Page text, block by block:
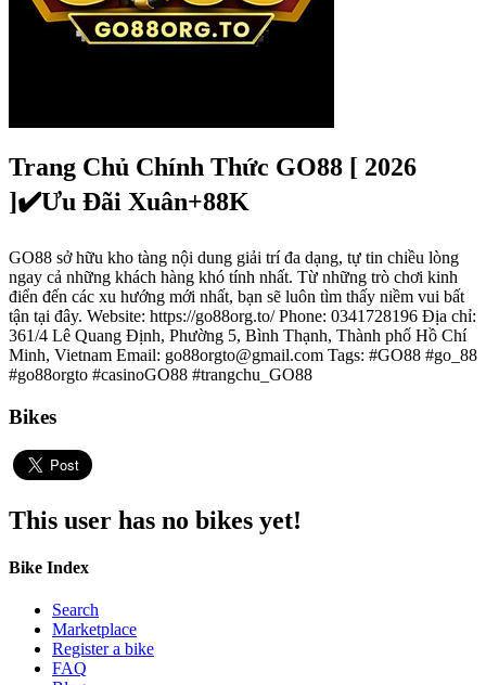
Trang Chủ Chính Thức GO88 [ 2026
]✔️Ưu Đãi Xuân+88K
GO88 sở hữu kho tàng nội dung giải trí đa dạng, tự tin chiều lòng
ngay cả những khách hàng khó tính nhất. Từ những trò chơi kinh
điển đến các xu hướng mới nhất, bạn sẽ luôn tìm thấy niềm vui bất
tận tại đây. Website: https://go88org.to/ Phone: 0341728196 Địa chỉ:
361/4 Lê Quang Định, Phường 5, Bình Thạnh, Thành phố Hồ Chí
Minh, Vietnam Email: go88orgto@gmail.com Tags: #GO88 #go_88
#go88orgto #casinoGO88 #trangchu_GO88
Bikes
This user has no bikes yet!
Bike Index
Search
Marketplace
Register a bike
FAQ